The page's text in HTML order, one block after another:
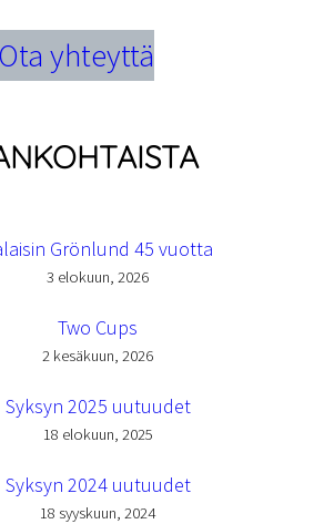
Ota yhteyttä
Grönlund 45 vuotta
3 elokuun, 2026
Two Cups
2 kesäkuun, 2026
Syksyn 2025 uutuudet
18 elokuun, 2025
Syksyn 2024 uutuudet
18 syyskuun, 2024